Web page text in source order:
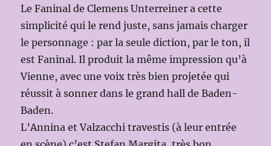
Le Faninal de Clemens Unterreiner a cette
simplicité qui le rend juste, sans jamais charger
le personnage : par la seule diction, par le ton, il
est Faninal. Il produit la même impression qu’à
Vienne, avec une voix très bien projetée qui
réussit à sonner dans le grand hall de Baden-
Baden.
L’Annina et Valzacchi travestis (à leur entrée